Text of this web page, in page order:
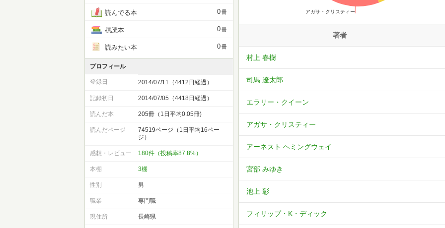
読んでる本 0冊
積読本 0冊
読みたい本 0冊
プロフィール
登録日 2014/07/11（4412日経過）
記録初日 2014/07/05（4418日経過）
読んだ本 205冊（1日平均0.05冊)
読んだページ
74519ページ（1日平均16ペー
ジ）
感想・レビュー 180件（投稿率87.8%）
本棚 3棚
性別 男
職業 専門職
現住所 長崎県
アガサ・クリスティー
著者
村上 春樹
司馬 遼太郎
エラリー・クイーン
アガサ・クリスティー
アーネスト ヘミングウェイ
宮部 みゆき
池上 彰
フィリップ・K・ディック